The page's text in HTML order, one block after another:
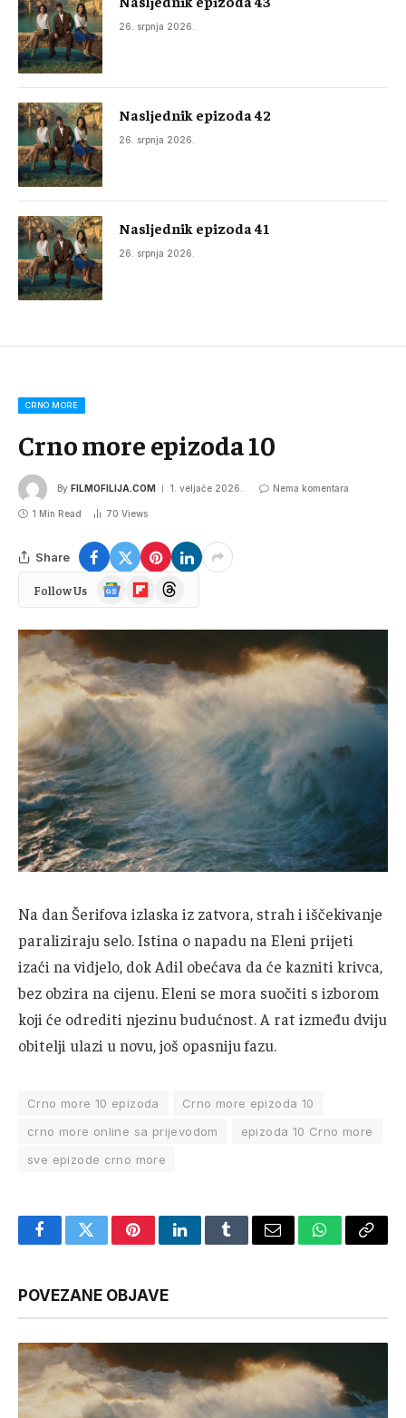
26. srpnja 2026.
Nasljednik epizoda 42
26. srpnja 2026.
Nasljednik epizoda 41
26. srpnja 2026.
CRNO MORE
Crno more epizoda 10
By FILMOFILIJA.COM 1. veljače 2026. Nema komentara
1 Min Read 70 Views
Share
Follow Us
GoogleFlipboardThreads
Na dan Šerifova izlaska iz zatvora, strah i iščekivanje
paraliziraju selo. Istina o napadu na Eleni prijeti
izaći na vidjelo, dok Adil obećava da će kazniti krivca,
bez obzira na cijenu. Eleni se mora suočiti s izborom
koji će odrediti njezinu budućnost. A rat između dviju
obitelji ulazi u novu, još opasniju fazu.
Crno more 10 epizoda
Crno more epizoda 10
crno more online sa prijevodom
epizoda 10 Crno more
sve epizode crno more
FacebookTwitterPinterestLinkedInTumblrEmail WhatsApp
Copy
POVEZANE OBJAVE